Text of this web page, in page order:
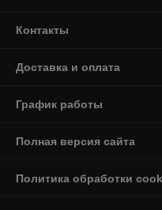
Контакты
Доставка и оплата
График работы
Полная версия сайта
Политика обработки